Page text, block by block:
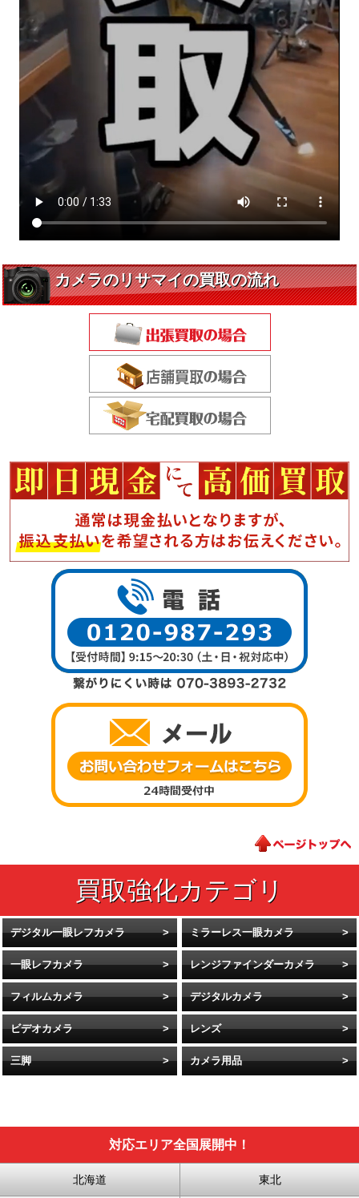
デジタル一眼レフカメラ ミラーレス一眼カメラ
一眼レフカメラ レンジファインダーカメラ
フィルムカメラ デジタルカメラ
ビデオカメラ レンズ
三脚 カメラ用品
対応エリア全国展開中！
北海道 東北